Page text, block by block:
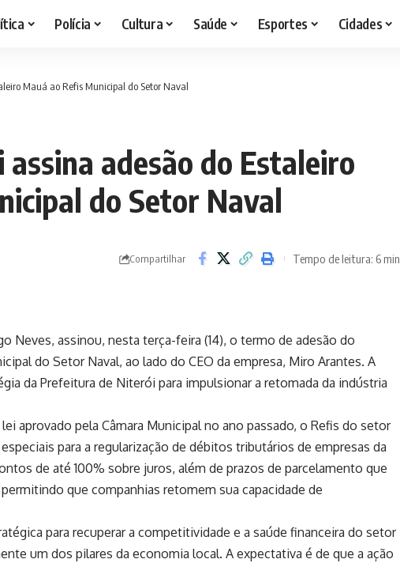
Polícia Cultura Saúde Esportes Cidades
Mauá ao Refis Municipal do Setor Naval
adesão do Estaleiro
do Setor Naval
Compartilhar Tempo de leitura: 6 min
Neves, assinou, nesta terça-feira (14), o termo de adesão do
do Setor Naval, ao lado do CEO da empresa, Miro Arantes. A
da Prefeitura de Niterói para impulsionar a retomada da indústria
aprovado pela Câmara Municipal no ano passado, o Refis do setor
para a regularização de débitos tributários de empresas da
de até 100% sobre juros, além de prazos de parcelamento que
que companhias retomem sua capacidade de
para recuperar a competitividade e a saúde financeira do setor
um dos pilares da economia local. A expectativa é de que a ação